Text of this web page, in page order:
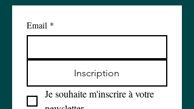
Email *
Inscription
Je souhaite m'inscrire à votre